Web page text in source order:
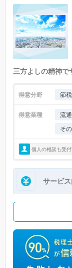
三方よしの精神で
得意分野 節税
得意業種 流
そ
個人の相談も受
サービ